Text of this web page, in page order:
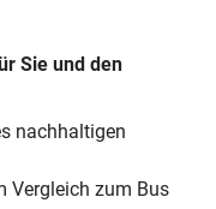
Sie und den
nachhaltigen
Vergleich zum Bus